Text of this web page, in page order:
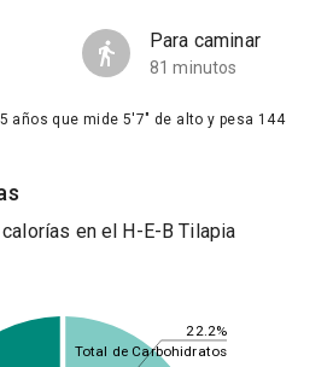
Para caminar
81 minutos
años que mide 5'7" de alto y pesa 144
en el H-E-B Tilapia
22.2%
Total de Carbohidratos